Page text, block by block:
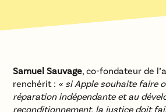
Samuel Sauvage, co-fondateur de
renchérit : « si Apple souhaite faire
réparation indépendante et au
reconditionnement, la justice doit